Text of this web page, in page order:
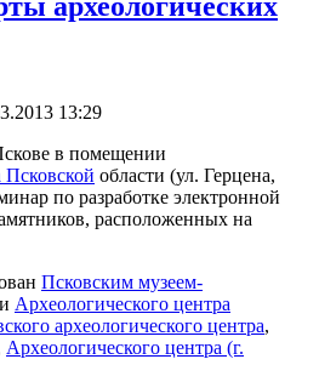
археологических
13:29
в помещении
Псковской области (ул. Герцена,
по разработке электронной
расположенных на
Псковским музеем-
Археологического центра
археологического центра,
Археологического центра (г.